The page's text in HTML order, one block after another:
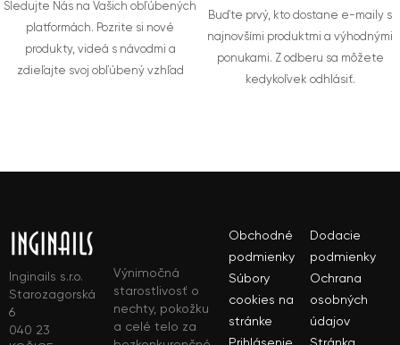
Sledujte Nás na Vašich obľúbených
platformách. Pozrite si nové
produkty, videá s návodmi a
zdieľajte svoj obľúbený vzhľad
Buďte prvý, kto dostane e-maily s
najnovšími produktmi a výhodnými
ponukami. Z odberu sa môžete
kedykoľvek odhlásiť.
Inginails s.r.o.
Starozagorská
6
040 23
Výnimočná
starostlivosť o
nechty, pokožku
a celé telo za
Obchodné
podmienky
Dodacie
podmienky
Súbory
cookies na
stránke
Ochrana
osobných
údajov